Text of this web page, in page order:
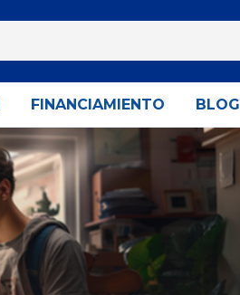
FINANCIAMIENTO BLOG